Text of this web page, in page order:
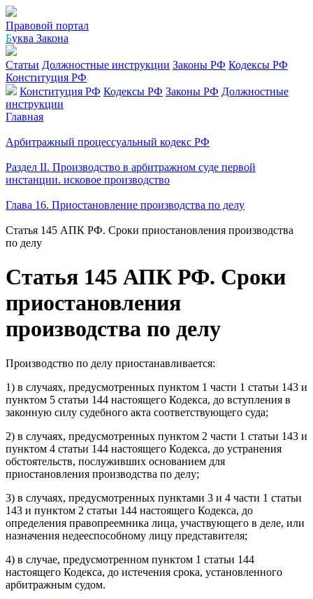
Правовой портал
Буква Закона
Статьи Должностные инструкции Законы РФ Кодексы РФ
Конституция РФ
Конституция РФ Кодексы РФ Законы РФ Должностные
инструкции
Главная
Арбитражный процессуальный кодекс РФ
Раздел II. Производство в арбитражном суде первой
инстанции. исковое производство
Глава 16. Приостановление производства по делу
Статья 145 АПК РФ. Сроки приостановления производства
по делу
Статья 145 АПК РФ. Сроки
приостановления
производства по делу
Производство по делу приостанавливается:
1) в случаях, предусмотренных пунктом 1 части 1 статьи 143 и
пунктом 5 статьи 144 настоящего Кодекса, до вступления в
законную силу судебного акта соответствующего суда;
2) в случаях, предусмотренных пунктом 2 части 1 статьи 143 и
пунктом 4 статьи 144 настоящего Кодекса, до устранения
обстоятельств, послуживших основанием для
приостановления производства по делу;
3) в случаях, предусмотренных пунктами 3 и 4 части 1 статьи
143 и пунктом 2 статьи 144 настоящего Кодекса, до
определения правопреемника лица, участвующего в деле, или
назначения недееспособному лицу представителя;
4) в случае, предусмотренном пунктом 1 статьи 144
настоящего Кодекса, до истечения срока, установленного
арбитражным судом.